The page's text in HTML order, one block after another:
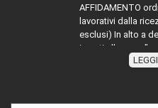
AFFIDAMENTO
lavorativi dalla
esclusi) In alto a
i costi alla voce
con diciture
evaso 2 giorni